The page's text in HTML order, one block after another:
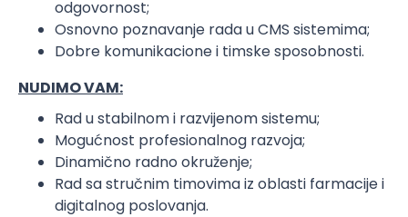
odgovornost;
Osnovno poznavanje rada u CMS sistemima;
Dobre komunikacione i timske sposobnosti.
NUDIMO VAM:
Rad u stabilnom i razvijenom sistemu;
Mogućnost profesionalnog razvoja;
Dinamično radno okruženje;
Rad sa stručnim timovima iz oblasti farmacije i
digitalnog poslovanja.